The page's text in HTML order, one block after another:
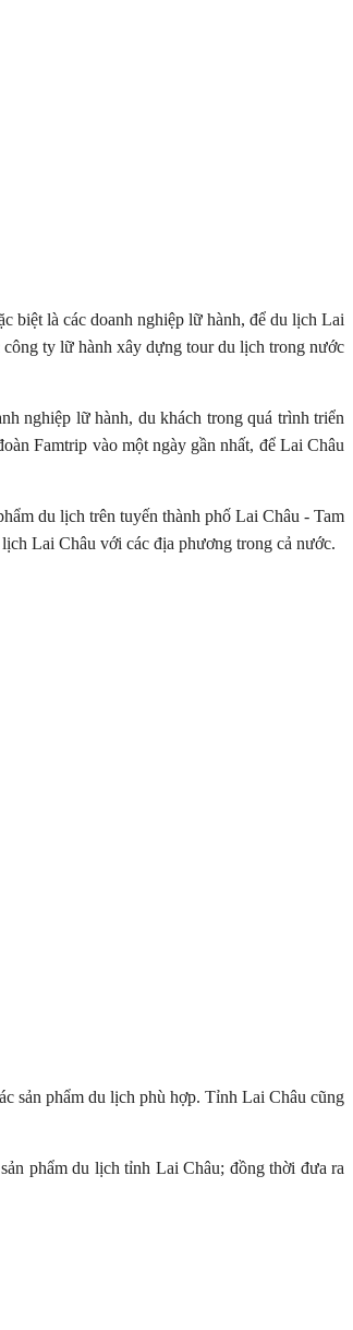
biệt là các doanh nghiệp lữ hành, để du lịch Lai
ty lữ hành xây dựng tour du lịch trong nước
nghiệp lữ hành, du khách trong quá trình triển
Famtrip vào một ngày gần nhất, để Lai Châu
du lịch trên tuyến thành phố Lai Châu - Tam
Lai Châu với các địa phương trong cả nước.
sản phẩm du lịch phù hợp. Tỉnh Lai Châu cũng
phẩm du lịch tỉnh Lai Châu; đồng thời đưa ra